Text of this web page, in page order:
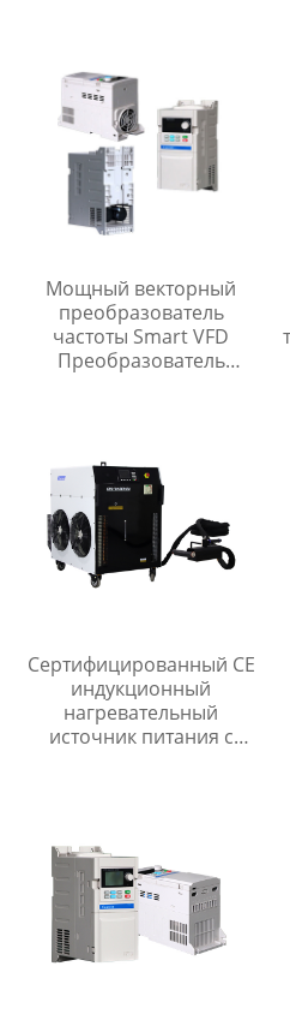
Мощный векторный
преобразователь
частоты Smart VFD
Преобразователь
Сертифицированный CE
индукционный
нагревательный
источник питания с